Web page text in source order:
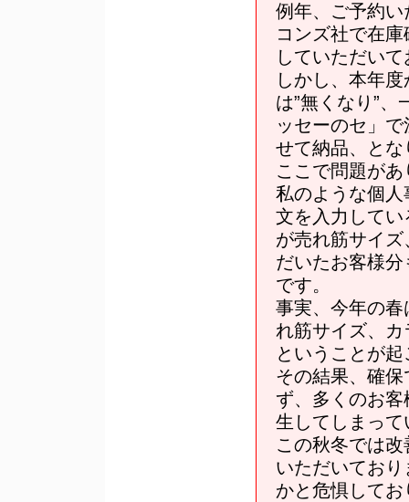
例年、ご予約
コンズ社で在
していただい
しかし、本年
は”無くなり”
ッセーのセ」
せて納品、とな
ここで問題が
私のような個
文を入力して
が売れ筋サイ
だいたお客様
です。
事実、今年の
れ筋サイズ、
ということが
その結果、確
ず、多くのお
生してしまっ
この秋冬では
いただいてお
かと危惧してお